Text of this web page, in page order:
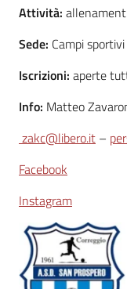
Attività:
Sede: Campi
Iscrizioni: aperte
Info: Matteo
zakc@libero.it –
Facebook
Instagram